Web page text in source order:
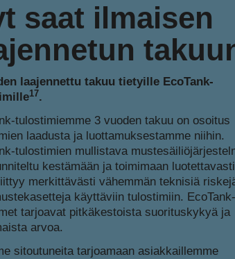
saat ilmaisen
laajennettu takuu tietyille EcoTank-
17.
tulostimiemme 3 vuoden takuu on osoitus
laadusta ja luottamuksestamme niihin.
tulostimien mullistava
kestämään ja toimimaan
merkittävästi vähemmän teknisiä
käyttäviin tulostimiin. EcoTank-
tarjoavat pitkäkestoista suorituskykyä ja
arvoa.
sitoutuneita tarjoamaan asiakkaillemme